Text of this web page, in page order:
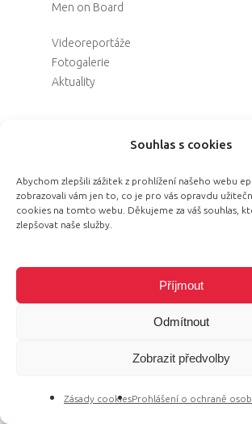
Souhlas s cookies
Abychom zlepšili zážitek z prohlížení našeho webu
zobrazovali vám jen to, co je pro vás opravdu
cookies na tomto webu. Děkujeme za váš souhlas,
zlepšovat naše služby.
Příjmout
Odmítnout
Zobrazit předvolby
Zásady cookiesProhlášení o ochraně
Men on Board
Videoreportáže
Fotogalerie
Aktuality
Tiskové zprávy
Pro média